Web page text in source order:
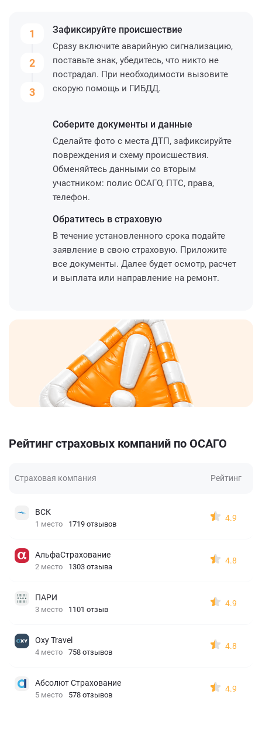
1
2
3
Зафиксируйте происшествие
Сразу включите аварийную сигнализацию,
поставьте знак, убедитесь, что никто не
пострадал. При необходимости вызовите
скорую помощь и ГИБДД.
Соберите документы и данные
Сделайте фото с места ДТП, зафиксируйте
повреждения и схему происшествия.
Обменяйтесь данными со вторым
участником: полис ОСАГО, ПТС, права,
телефон.
Обратитесь в страховую
В течение установленного срока подайте
заявление в свою страховую. Приложите
все документы. Далее будет осмотр, расчет
и выплата или направление на ремонт.
Рейтинг страховых компаний по ОСАГО
Страховая компания Рейтинг
ВСК
1 место 1719 отзывов
4.9
АльфаСтрахование
2 место 1303 отзыва
4.8
ПАРИ
3 место 1101 отзыв
4.9
Oxy Travel
4 место 758 отзывов
4.8
Абсолют Страхование
5 место 578 отзывов
4.9